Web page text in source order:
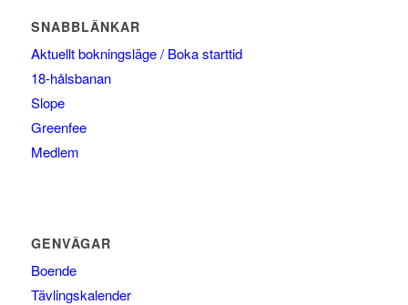
SNABBLÄNKAR
Aktuellt bokningsläge / Boka starttid
18-hålsbanan
Slope
Greenfee
Medlem
GENVÄGAR
Boende
Tävlingskalender